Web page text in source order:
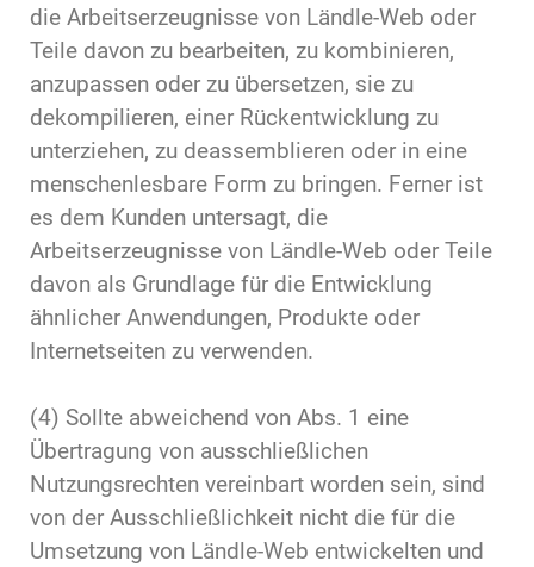
die Arbeitserzeugnisse von Ländle-Web oder
Teile davon zu bearbeiten, zu kombinieren,
anzupassen oder zu übersetzen, sie zu
dekompilieren, einer Rückentwicklung zu
unterziehen, zu deassemblieren oder in eine
menschenlesbare Form zu bringen. Ferner ist
es dem Kunden untersagt, die
Arbeitserzeugnisse von Ländle-Web oder Teile
davon als Grundlage für die Entwicklung
ähnlicher Anwendungen, Produkte oder
Internetseiten zu verwenden.
(4) Sollte abweichend von Abs. 1 eine
Übertragung von ausschließlichen
Nutzungsrechten vereinbart worden sein, sind
von der Ausschließlichkeit nicht die für die
Umsetzung von Ländle-Web entwickelten und